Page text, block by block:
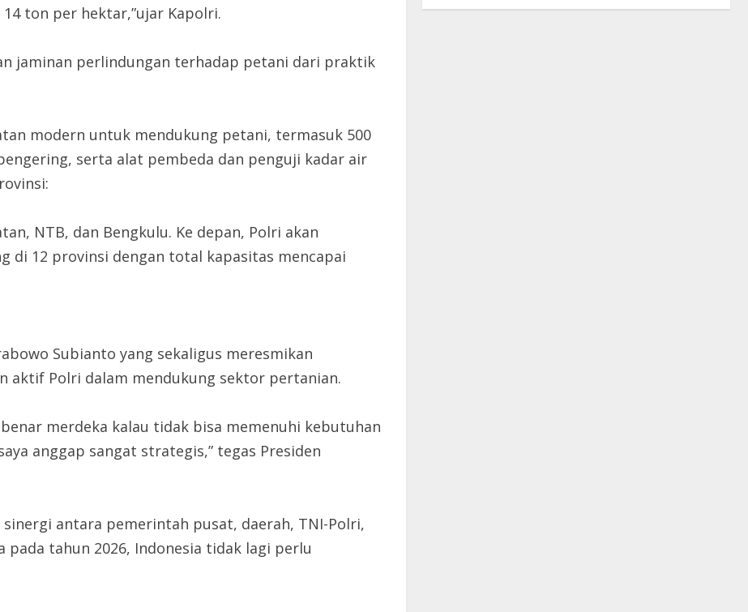
ton per hektar,”ujar Kapolri.
jaminan perlindungan terhadap petani dari praktik
modern untuk mendukung petani, termasuk 500
serta alat pembeda dan penguji kadar air
NTB, dan Bengkulu. Ke depan, Polri akan
di 12 provinsi dengan total kapasitas mencapai
Subianto yang sekaligus meresmikan
aktif Polri dalam mendukung sektor pertanian.
merdeka kalau tidak bisa memenuhi kebutuhan
anggap sangat strategis,” tegas Presiden
antara pemerintah pusat, daerah, TNI-Polri,
tahun 2026, Indonesia tidak lagi perlu